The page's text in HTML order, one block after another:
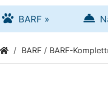
BARF »
/ BARF / BARF-